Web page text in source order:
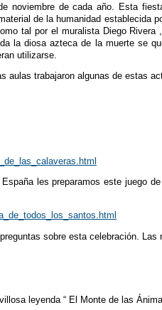
de cada año. Esta
de la humanidad establecida
tal por el muralista Diego
la diosa azteca de la muerte se
utilizarse.
aulas trabajaron algunas de estas
les preparamos este juego
sobre esta celebración.
leyenda “ El Monte de las